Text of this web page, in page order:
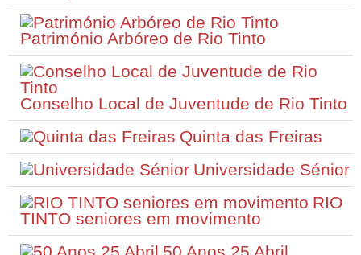
Património Arbóreo de Rio Tinto
Conselho Local de Juventude de Rio Tinto
Quinta das Freiras
Universidade Sénior
RIO
TINTO seniores em movimento